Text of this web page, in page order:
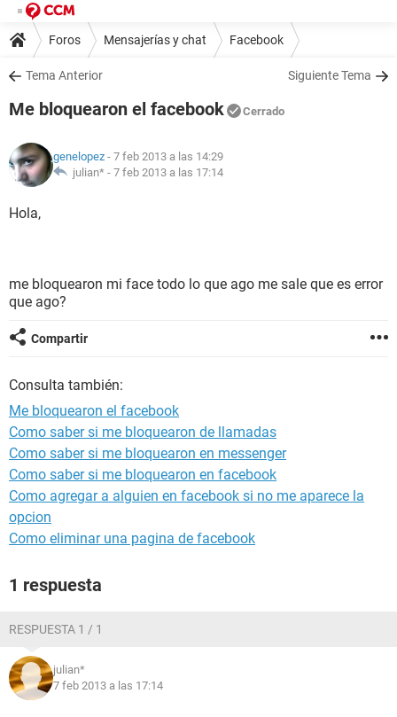
Foros Mensajerías y chat Facebook
Tema Anterior Siguiente Tema
Me bloquearon el facebook Cerrado
genelopez - 7 feb 2013 a las 14:29
julian* - 7 feb 2013 a las 17:14
Hola,
me bloquearon mi face todo lo que ago me sale que es error
que ago?
Compartir
Consulta también:
Me bloquearon el facebook
Como saber si me bloquearon de llamadas
Como saber si me bloquearon en messenger
Como saber si me bloquearon en facebook
Como agregar a alguien en facebook si no me aparece la
opcion
Como eliminar una pagina de facebook
1 respuesta
RESPUESTA 1 / 1
julian*
7 feb 2013 a las 17:14